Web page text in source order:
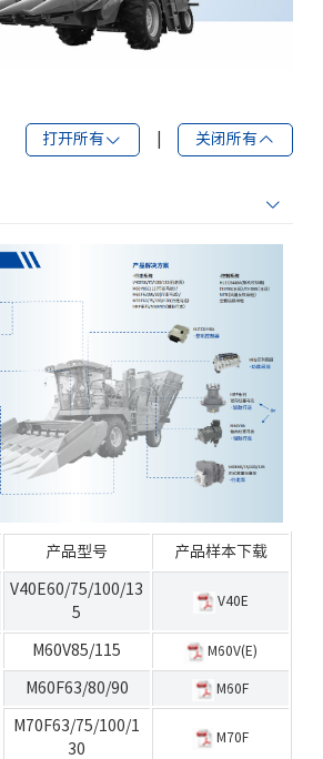
打开所有 关闭所有
产品型号 产品样本下载
V40E60/75/100/13
5
V40E
M60V85/115 M60V(E)
M60F63/80/90 M60F
M70F63/75/100/1
30
M70F